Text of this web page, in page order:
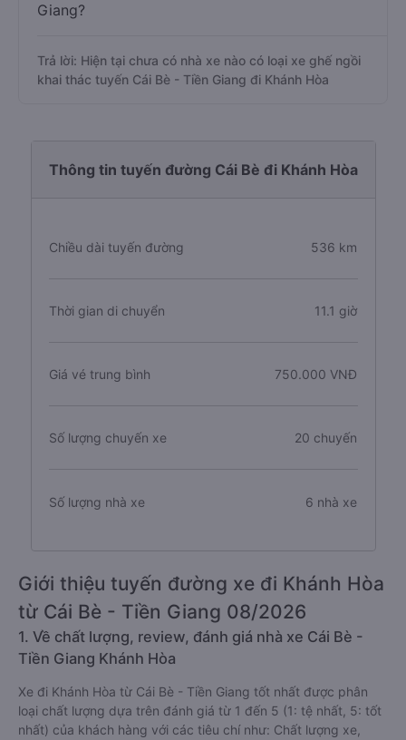
Giang?
Trả lời: Hiện tại chưa có nhà xe nào có loại xe ghế ngồi
khai thác tuyến Cái Bè - Tiền Giang đi Khánh Hòa
Thông tin tuyến đường Cái Bè đi Khánh Hòa
Chiều dài tuyến đường 536 km
Thời gian di chuyển 11.1 giờ
Giá vé trung bình 750.000 VNĐ
Số lượng chuyến xe 20 chuyến
Số lượng nhà xe 6 nhà xe
Giới thiệu tuyến đường xe đi Khánh Hòa
từ Cái Bè - Tiền Giang 08/2026
1. Về chất lượng, review, đánh giá nhà xe Cái Bè -
Tiền Giang Khánh Hòa
Xe đi Khánh Hòa từ Cái Bè - Tiền Giang tốt nhất được phân
loại chất lượng dựa trên đánh giá từ 1 đến 5 (1: tệ nhất, 5: tốt
nhất) của khách hàng với các tiêu chí như: Chất lượng xe,